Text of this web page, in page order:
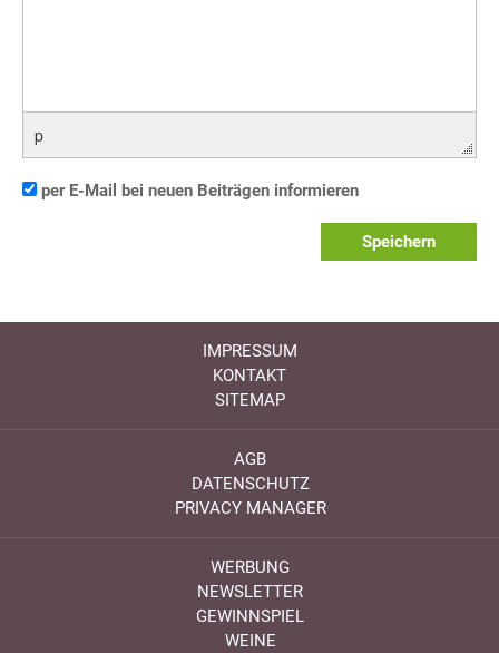
p
per E-Mail bei neuen Beiträgen informieren
Speichern
IMPRESSUM
KONTAKT
SITEMAP
AGB
DATENSCHUTZ
PRIVACY MANAGER
WERBUNG
NEWSLETTER
GEWINNSPIEL
WEINE